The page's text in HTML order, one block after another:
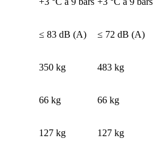
≤ 83 dB (A) ≤ 72 dB (A)
350 kg 483 kg
66 kg 66 kg
127 kg 127 kg